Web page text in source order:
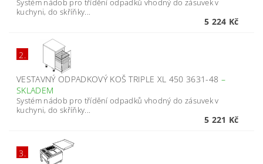
Systém nádob pro třídění odpadků vhodný do zásuvek v
kuchyni, do skříňky...
5 224 Kč
2.
VESTAVNÝ ODPADKOVÝ KOŠ TRIPLE XL 450 3631-48 –
SKLADEM
Systém nádob pro třídění odpadků vhodný do zásuvek v
kuchyni, do skříňky...
5 221 Kč
3.